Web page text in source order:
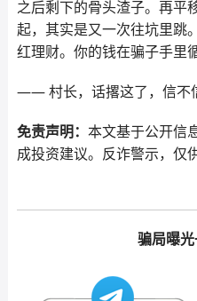
之后剩下的骨头渣子。再平
起，其实是又一次往坑里跳
红理财。你的钱在骗子手里
—— 村长，话撂这了，信不
免责声明： 本文基于公开信
成投资建议。反诈警示，仅
骗局曝